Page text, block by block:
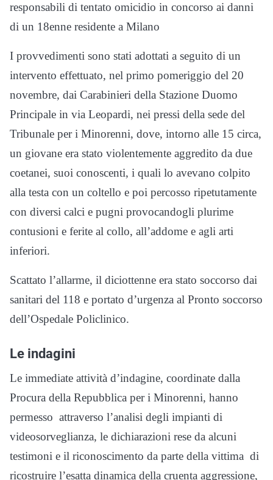
responsabili di tentato omicidio in concorso ai danni
di un 18enne residente a Milano
I provvedimenti sono stati adottati a seguito di un
intervento effettuato, nel primo pomeriggio del 20
novembre, dai Carabinieri della Stazione Duomo
Principale in via Leopardi, nei pressi della sede del
Tribunale per i Minorenni, dove, intorno alle 15 circa,
un giovane era stato violentemente aggredito da due
coetanei, suoi conoscenti, i quali lo avevano colpito
alla testa con un coltello e poi percosso ripetutamente
con diversi calci e pugni provocandogli plurime
contusioni e ferite al collo, all’addome e agli arti
inferiori.
Scattato l’allarme, il diciottenne era stato soccorso dai
sanitari del 118 e portato d’urgenza al Pronto soccorso
dell’Ospedale Policlinico.
Le indagini
Le immediate attività d’indagine, coordinate dalla
Procura della Repubblica per i Minorenni, hanno
permesso attraverso l’analisi degli impianti di
videosorveglianza, le dichiarazioni rese da alcuni
testimoni e il riconoscimento da parte della vittima di
ricostruire l’esatta dinamica della cruenta aggressione,